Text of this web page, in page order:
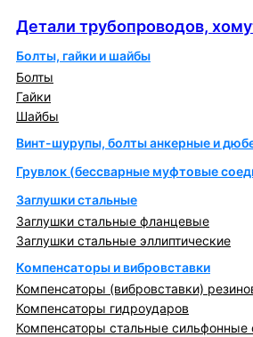
Детали трубопроводов,
Болты, гайки и шайбы
Болты
Гайки
Шайбы
Винт-шурупы, болты анкерные и
Грувлок (бессварные муфтовые
Заглушки стальные
Заглушки стальные фланцевые
Заглушки стальные эллиптические
Компенсаторы и вибровставки
Компенсаторы (вибровставки)
Компенсаторы гидроударов
Компенсаторы стальные сильфонные